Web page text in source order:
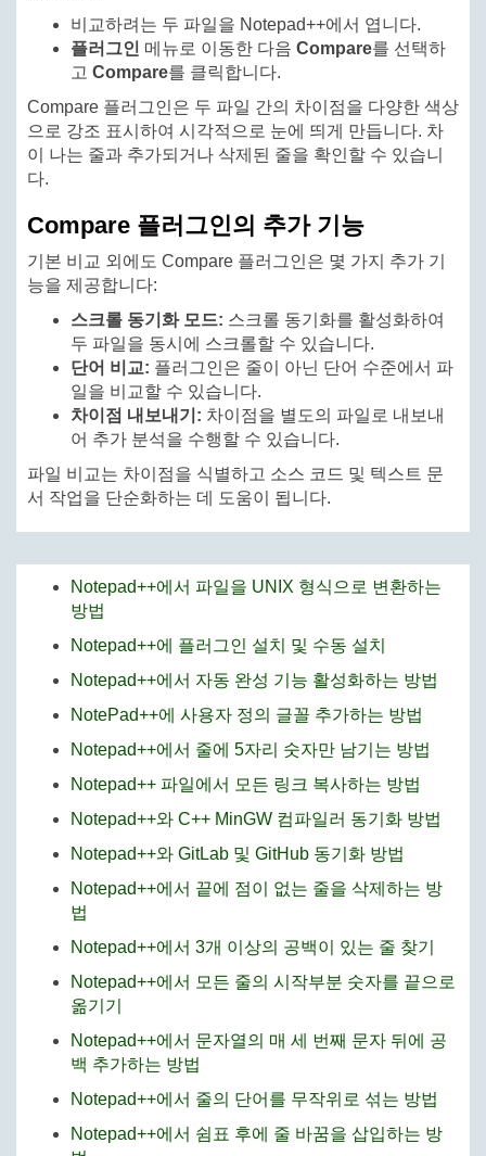
비교하려는 두 파일을 Notepad++에서 엽니다.
플러그인 메뉴로 이동한 다음 Compare를 선택하
고 Compare를 클릭합니다.
Compare 플러그인은 두 파일 간의 차이점을 다양한 색상
으로 강조 표시하여 시각적으로 눈에 띄게 만듭니다. 차
이 나는 줄과 추가되거나 삭제된 줄을 확인할 수 있습니
다.
Compare 플러그인의 추가 기능
기본 비교 외에도 Compare 플러그인은 몇 가지 추가 기
능을 제공합니다:
스크롤 동기화 모드: 스크롤 동기화를 활성화하여
두 파일을 동시에 스크롤할 수 있습니다.
단어 비교: 플러그인은 줄이 아닌 단어 수준에서 파
일을 비교할 수 있습니다.
차이점 내보내기: 차이점을 별도의 파일로 내보내
어 추가 분석을 수행할 수 있습니다.
파일 비교는 차이점을 식별하고 소스 코드 및 텍스트 문
서 작업을 단순화하는 데 도움이 됩니다.
Notepad++에서 파일을 UNIX 형식으로 변환하는
방법
Notepad++에 플러그인 설치 및 수동 설치
Notepad++에서 자동 완성 기능 활성화하는 방법
NotePad++에 사용자 정의 글꼴 추가하는 방법
Notepad++에서 줄에 5자리 숫자만 남기는 방법
Notepad++ 파일에서 모든 링크 복사하는 방법
Notepad++와 C++ MinGW 컴파일러 동기화 방법
Notepad++와 GitLab 및 GitHub 동기화 방법
Notepad++에서 끝에 점이 없는 줄을 삭제하는 방
법
Notepad++에서 3개 이상의 공백이 있는 줄 찾기
Notepad++에서 모든 줄의 시작부분 숫자를 끝으로
옮기기
Notepad++에서 문자열의 매 세 번째 문자 뒤에 공
백 추가하는 방법
Notepad++에서 줄의 단어를 무작위로 섞는 방법
Notepad++에서 쉼표 후에 줄 바꿈을 삽입하는 방